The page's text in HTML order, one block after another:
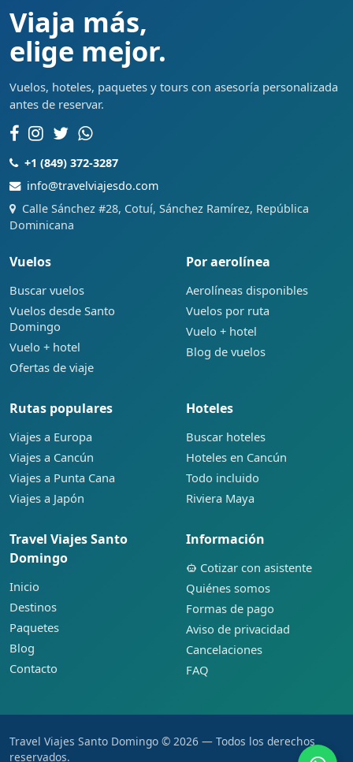
Viaja más,
elige mejor.
Vuelos, hoteles, paquetes y tours con asesoría personalizada
antes de reservar.
+1 (849) 372-3287
info@travelviajesdo.com
Calle Sánchez #28, Cotuí, Sánchez Ramírez, República
Dominicana
Vuelos
Buscar vuelos
Vuelos desde Santo
Domingo
Vuelo + hotel
Ofertas de viaje
Por aerolínea
Aerolíneas disponibles
Vuelos por ruta
Vuelo + hotel
Blog de vuelos
Rutas populares
Viajes a Europa
Viajes a Cancún
Viajes a Punta Cana
Viajes a Japón
Hoteles
Buscar hoteles
Hoteles en Cancún
Todo incluido
Riviera Maya
Travel Viajes Santo
Domingo
Inicio
Destinos
Paquetes
Blog
Contacto
Información
Cotizar con asistente
Quiénes somos
Formas de pago
Aviso de privacidad
Cancelaciones
FAQ
Travel Viajes Santo Domingo © 2026 — Todos los derechos
reservados.